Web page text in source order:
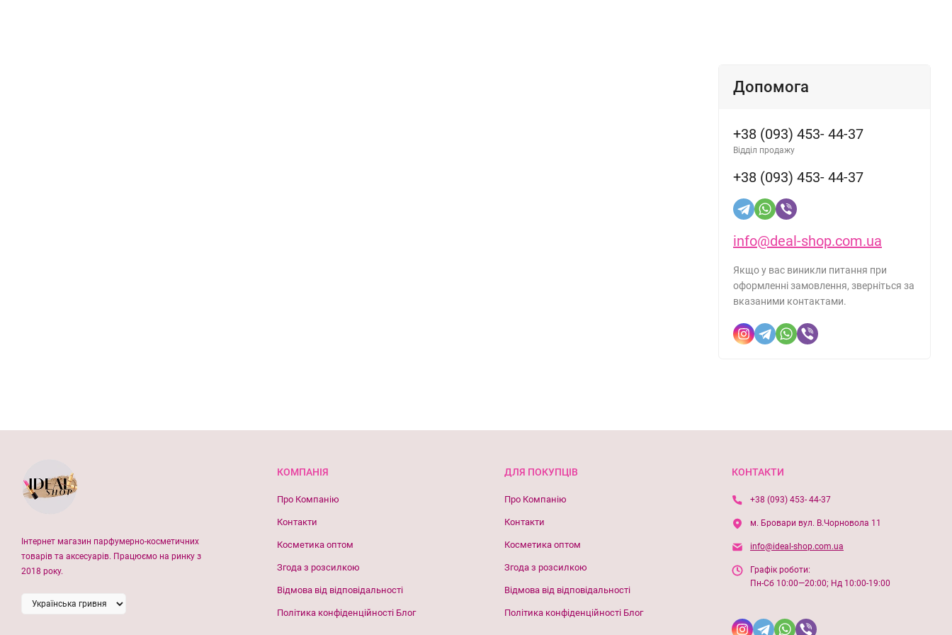
Допомога
+38 (093) 453- 44-37
Відділ продажу
+38 (093) 453- 44-37
info@deal-shop.com.ua
Якщо у вас виникли питання при
оформленні замовлення, зверніться за
вказаними контактами.
Інтернет магазин парфумерно-косметичних
товарів та аксесуарів. Працюємо на ринку з
2018 року.
КОМПАНІЯ
Про Компанію
Контакти
Косметика оптом
Згода з розсилкою
Відмова від відповідальності
Політика конфіденційності Блог
ДЛЯ ПОКУПЦІВ
Про Компанію
Контакти
Косметика оптом
Згода з розсилкою
Відмова від відповідальності
Політика конфіденційності Блог
КОНТАКТИ
+38 (093) 453- 44-37
м. Бровари вул. В.Чорновола 11
info@ideal-shop.com.ua
Графік роботи:
Пн-Сб 10:00—20:00; Нд 10:00-19:00